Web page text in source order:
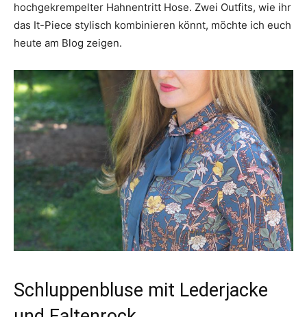
hochgekrempelter Hahnentritt Hose. Zwei Outfits, wie ihr
das It-Piece stylisch kombinieren könnt, möchte ich euch
heute am Blog zeigen.
Schluppenbluse mit Lederjacke